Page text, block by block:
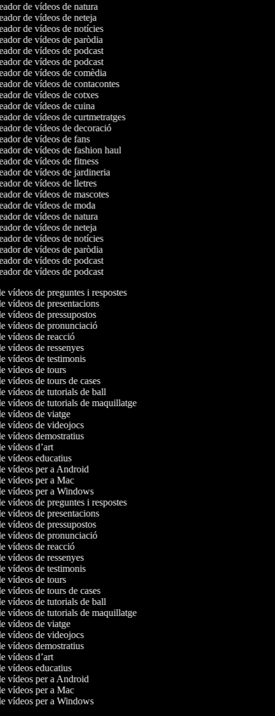
de vídeos de natura
de vídeos de neteja
de vídeos de notícies
de vídeos de paròdia
de vídeos de podcast
de vídeos de podcast
de vídeos de comèdia
de vídeos de contacontes
de vídeos de cotxes
de vídeos de cuina
de vídeos de curtmetratges
de vídeos de decoració
de vídeos de fans
de vídeos de fashion haul
de vídeos de fitness
de vídeos de jardineria
de vídeos de lletres
de vídeos de mascotes
de vídeos de moda
de vídeos de natura
de vídeos de neteja
de vídeos de notícies
de vídeos de paròdia
de vídeos de podcast
de vídeos de podcast
vídeos de preguntes i respostes
vídeos de presentacions
vídeos de pressupostos
vídeos de pronunciació
vídeos de reacció
vídeos de ressenyes
vídeos de testimonis
vídeos de tours
vídeos de tours de cases
vídeos de tutorials de ball
vídeos de tutorials de maquillatge
vídeos de viatge
vídeos de videojocs
vídeos demostratius
vídeos d’art
vídeos educatius
vídeos per a Android
vídeos per a Mac
vídeos per a Windows
vídeos de preguntes i respostes
vídeos de presentacions
vídeos de pressupostos
vídeos de pronunciació
vídeos de reacció
vídeos de ressenyes
vídeos de testimonis
vídeos de tours
vídeos de tours de cases
vídeos de tutorials de ball
vídeos de tutorials de maquillatge
vídeos de viatge
vídeos de videojocs
vídeos demostratius
vídeos d’art
vídeos educatius
vídeos per a Android
vídeos per a Mac
vídeos per a Windows